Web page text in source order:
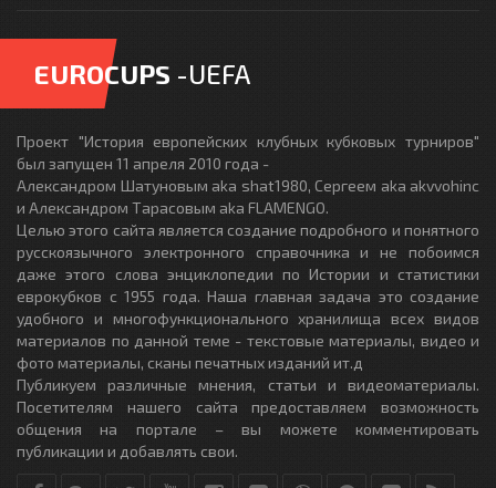
EUROCUPS -UEFA
Проект "История европейских клубных кубковых турниров"
был запущен 11 апреля 2010 года -
Александром Шатуновым aka shat1980, Сергеем aka akvvohinc
и Александром Тарасовым aka FLAMENGO.
Целью этого сайта является создание подробного и понятного
русскоязычного электронного справочника и не побоимся
даже этого слова энциклопедии по Истории и статистики
еврокубков с 1955 года. Наша главная задача это создание
удобного и многофункционального хранилища всех видов
материалов по данной теме - текстовые материалы, видео и
фото материалы, сканы печатных изданий ит.д
Публикуем различные мнения, статьи и видеоматериалы.
Посетителям нашего сайта предоставляем возможность
общения на портале – вы можете комментировать
публикации и добавлять свои.